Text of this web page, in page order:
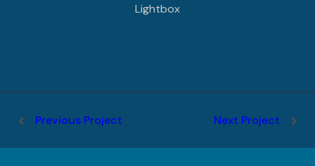
Lightbox
Previous Project Next Project